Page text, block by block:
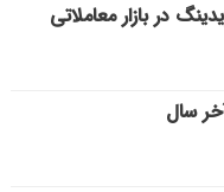
در بازار معاملاتی
سال